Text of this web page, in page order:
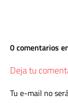
0 comentarios
Deja tu
Tu e-mail no